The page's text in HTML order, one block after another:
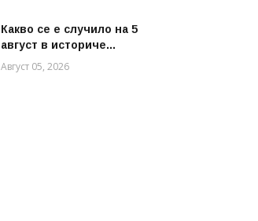
Какво се е случило на 5
август в историче...
Август 05, 2026